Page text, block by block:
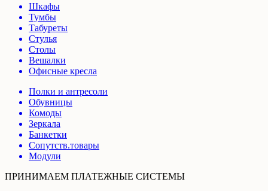
Шкафы
Тумбы
Табуреты
Стулья
Столы
Вешалки
Офисные кресла
Полки и антресоли
Обувницы
Комоды
Зеркала
Банкетки
Сопутств.товары
Модули
ПРИНИМАЕМ ПЛАТЕЖНЫЕ СИСТЕМЫ